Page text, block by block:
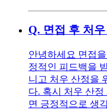
Q. 면접 후 처
안녕하세요 면접
정적인 피드백을
니고 처우 산정을
다. 혹시 처우 산
면 긍정적으로 생